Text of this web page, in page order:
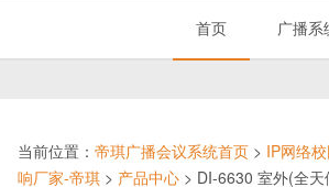
首页 广播系
当前位置： 帝琪广播会议系统首页 > IP网络
响厂家-帝琪 > 产品中心 > DI-6630 室外(全